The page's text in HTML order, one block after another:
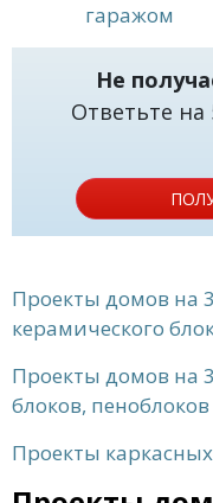
гаражом
Не
Ответьте на
Проекты домов на
керамического
Проекты домов на
блоков, пеноблоков
Проекты